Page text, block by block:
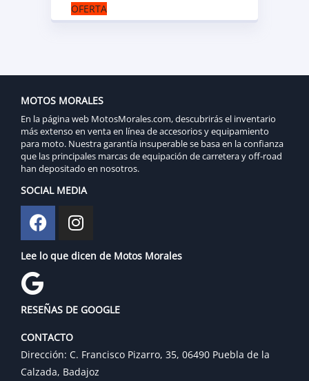
OFERTA
MOTOS MORALES
En la página web MotosMorales.com, descubrirás el inventario
más extenso en venta en línea de accesorios y equipamiento
para moto. Nuestra garantía insuperable se basa en la confianza
que las principales marcas de equipación de carretera y off-road
han depositado en nosotros.
SOCIAL MEDIA
Lee lo que dicen de Motos Morales
RESEÑAS DE GOOGLE
CONTACTO
Dirección: C. Francisco Pizarro, 35, 06490 Puebla de la
Calzada, Badajoz